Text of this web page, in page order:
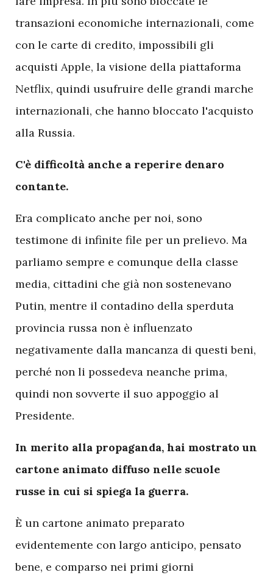
transazioni economiche internazionali, come
con le carte di credito, impossibili gli
acquisti Apple, la visione della piattaforma
Netflix, quindi usufruire delle grandi marche
internazionali, che hanno bloccato l'acquisto
alla Russia.
C'è difficoltà anche a reperire denaro
contante.
Era complicato anche per noi, sono
testimone di infinite file per un prelievo. Ma
parliamo sempre e comunque della classe
media, cittadini che già non sostenevano
Putin, mentre il contadino della sperduta
provincia russa non è influenzato
negativamente dalla mancanza di questi beni,
perché non li possedeva neanche prima,
quindi non sovverte il suo appoggio al
Presidente.
In merito alla propaganda, hai mostrato un
cartone animato diffuso nelle scuole
russe in cui si spiega la guerra.
È un cartone animato preparato
evidentemente con largo anticipo, pensato
bene, e comparso nei primi giorni